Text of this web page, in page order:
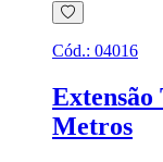
Cód.: 04016
Extensão
Metros